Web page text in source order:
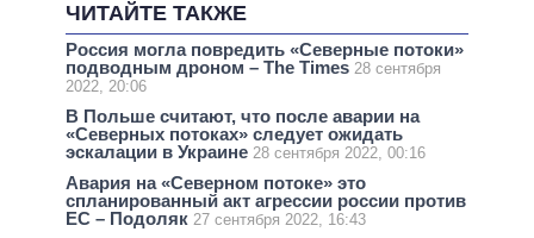
ЧИТАЙТЕ ТАКЖЕ
Россия могла повредить «Северные потоки»
подводным дроном – The Times 28 сентября
2022, 20:06
В Польше считают, что после аварии на
«Северных потоках» следует ожидать
эскалации в Украине 28 сентября 2022, 00:16
Авария на «Северном потоке» это
спланированный акт агрессии россии против
ЕС – Подоляк 27 сентября 2022, 16:43